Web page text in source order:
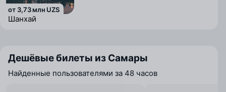
от 3,73 млн UZS
Шанхай
Дешёвые билеты из Самары
Найденные пользователями за 48 часов